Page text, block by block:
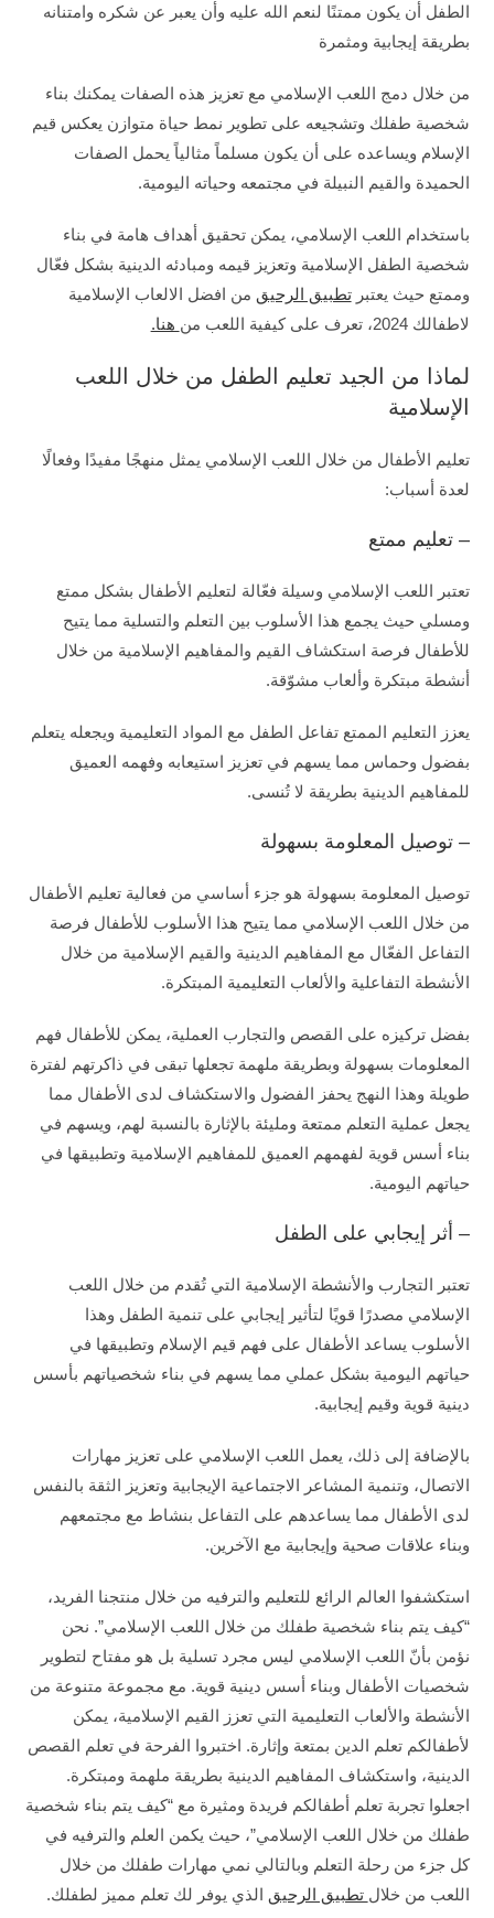
الطفل أن يكون ممتنًا لنعم الله عليه وأن يعبر عن شكره وامتنانه
بطريقة إيجابية ومثمرة
من خلال دمج اللعب الإسلامي مع تعزيز هذه الصفات يمكنك بناء
شخصية طفلك وتشجيعه على تطوير نمط حياة متوازن يعكس قيم
الإسلام ويساعده على أن يكون مسلماً مثالياً يحمل الصفات
الحميدة والقيم النبيلة في مجتمعه وحياته اليومية.
باستخدام اللعب الإسلامي، يمكن تحقيق أهداف هامة في بناء
شخصية الطفل الإسلامية وتعزيز قيمه ومبادئه الدينية بشكل فعّال
وممتع حيث يعتبرتطبيق الرحيق من افضل الالعاب الإسلامية
لاطفالك 2024، تعرف على كيفية اللعب من
هنا.
لماذا من الجيد تعليم الطفل من خلال اللعب
الإسلامية
تعليم الأطفال من خلال اللعب الإسلامي يمثل منهجًا مفيدًا وفعالًا
لعدة أسباب:
– تعليم ممتع
تعتبر اللعب الإسلامي وسيلة فعّالة لتعليم الأطفال بشكل ممتع
ومسلي حيث يجمع هذا الأسلوب بين التعلم والتسلية مما يتيح
للأطفال فرصة استكشاف القيم والمفاهيم الإسلامية من خلال
أنشطة مبتكرة وألعاب مشوّقة.
يعزز التعليم الممتع تفاعل الطفل مع المواد التعليمية ويجعله يتعلم
بفضول وحماس مما يسهم في تعزيز استيعابه وفهمه العميق
للمفاهيم الدينية بطريقة لا تُنسى.
– توصيل المعلومة بسهولة
توصيل المعلومة بسهولة هو جزء أساسي من فعالية تعليم الأطفال
من خلال اللعب الإسلامي مما يتيح هذا الأسلوب للأطفال فرصة
التفاعل الفعّال مع المفاهيم الدينية والقيم الإسلامية من خلال
الأنشطة التفاعلية والألعاب التعليمية المبتكرة.
بفضل تركيزه على القصص والتجارب العملية، يمكن للأطفال فهم
المعلومات بسهولة وبطريقة ملهمة تجعلها تبقى في ذاكرتهم لفترة
طويلة وهذا النهج يحفز الفضول والاستكشاف لدى الأطفال مما
يجعل عملية التعلم ممتعة ومليئة بالإثارة بالنسبة لهم، ويسهم في
بناء أسس قوية لفهمهم العميق للمفاهيم الإسلامية وتطبيقها في
حياتهم اليومية.
– أثر إيجابي على الطفل
تعتبر التجارب والأنشطة الإسلامية التي تُقدم من خلال اللعب
الإسلامي مصدرًا قويًا لتأثير إيجابي على تنمية الطفل وهذا
الأسلوب يساعد الأطفال على فهم قيم الإسلام وتطبيقها في
حياتهم اليومية بشكل عملي مما يسهم في بناء شخصياتهم بأسس
دينية قوية وقيم إيجابية.
بالإضافة إلى ذلك، يعمل اللعب الإسلامي على تعزيز مهارات
الاتصال، وتنمية المشاعر الاجتماعية الإيجابية وتعزيز الثقة بالنفس
لدى الأطفال مما يساعدهم على التفاعل بنشاط مع مجتمعهم
وبناء علاقات صحية وإيجابية مع الآخرين.
استكشفوا العالم الرائع للتعليم والترفيه من خلال منتجنا الفريد،
“كيف يتم بناء شخصية طفلك من خلال اللعب الإسلامي”. نحن
نؤمن بأنّ اللعب الإسلامي ليس مجرد تسلية بل هو مفتاح لتطوير
شخصيات الأطفال وبناء أسس دينية قوية. مع مجموعة متنوعة من
الأنشطة والألعاب التعليمية التي تعزز القيم الإسلامية، يمكن
لأطفالكم تعلم الدين بمتعة وإثارة. اختبروا الفرحة في تعلم القصص
الدينية، واستكشاف المفاهيم الدينية بطريقة ملهمة ومبتكرة.
اجعلوا تجربة تعلم أطفالكم فريدة ومثيرة مع “كيف يتم بناء شخصية
طفلك من خلال اللعب الإسلامي”، حيث يكمن العلم والترفيه في
كل جزء من رحلة التعلم وبالتالي نمي مهارات طفلك من خلال
اللعب من خلال تطبيق الرحيق الذي يوفر لك تعلم مميز لطفلك.